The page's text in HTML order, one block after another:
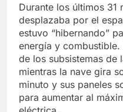
Durante los últimos 31
desplazaba por el
estuvo “hibernando”
energía y
de los subsistemas de
mientras la nave gira
minuto y sus paneles
para aumentar al